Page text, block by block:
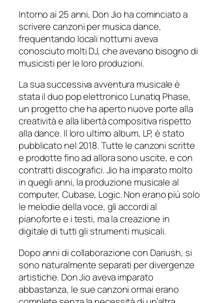
Intorno ai 25 anni, Don Jio ha cominciato a
scrivere canzoni per musica dance,
frequentando locali notturni aveva
conosciuto molti DJ, che avevano bisogno di
musicisti per le loro produzioni.
La sua successiva avventura musicale è
stata il duo pop elettronico Lunatiq Phase,
un progetto che ha aperto nuove porte alla
creatività e alla libertà compositiva rispetto
alla dance. Il loro ultimo album, LP, è stato
pubblicato nel 2018. Tutte le canzoni scritte
e prodotte fino ad allora sono uscite, e con
contratti discografici. Jio ha imparato molto
in quegli anni, la produzione musicale al
computer, Cubase, Logic. Non erano piú solo
le melodie della voce, gli accordi al
pianoforte e i testi, ma la creazione in
digitale di tutti gli strumenti musicali.
Dopo anni di collaborazione con Dariush, si
sono naturalmente separati per divergenze
artistiche. Don Jio aveva imparato
abbastanza, le sue canzoni ormai erano